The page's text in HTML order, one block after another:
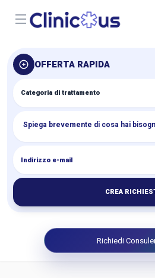
Open menu
OFFERTA RAPIDA
CREA
Richiedi